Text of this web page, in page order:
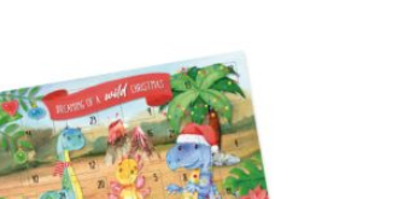
Add to
wishlist